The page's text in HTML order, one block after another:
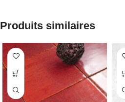
Produits similaires